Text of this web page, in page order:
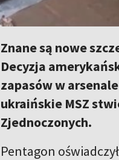
Znane są nowe
Decyzja
zapasów w
ukraińskie MSZ
Zjednoczonych.
Pentagon